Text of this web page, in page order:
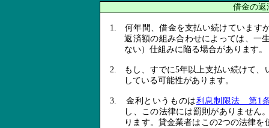
借金の返
1.
何年間、借金を支払い続けています
返済額の組み合わせによっては、一
ない）仕組みに陥る場合があります。
2. もし、すでに5年以上支払い続けて、
している可能性があります。
3. 金利というものは利息制限法 第1
し、この法律には罰則がありません
ります。貸金業者はこの2つの法律を